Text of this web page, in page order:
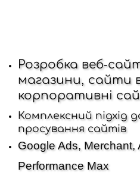
Розробка веб-
магазини, сайти
корпоративні
Комплексний підхід
просування сайтів
Google Ads, Merchant,
Performance Max